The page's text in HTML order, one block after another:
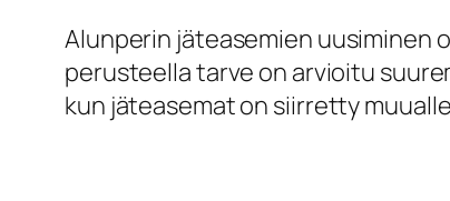
Alunperin jäteasemien
perusteella tarve on arvioitu
kun jäteasemat on siirretty